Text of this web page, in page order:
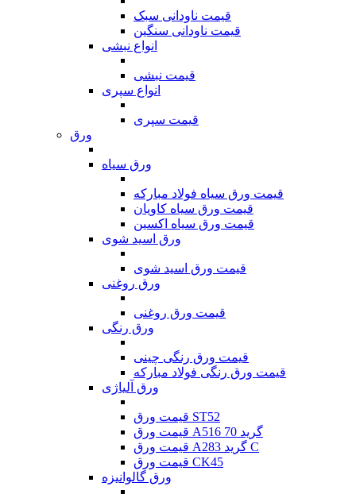
قیمت ناودانی سبک
قیمت ناودانی سنگین
انواع نبشی
قیمت نبشی
انواع سپری
قیمت سپری
ورق
ورق سیاه
قیمت ورق سیاه فولاد مبارکه
قیمت ورق سیاه کاویان
قیمت ورق سیاه اکسین
ورق اسید شوی
قیمت ورق اسید شوی
ورق روغنی
قیمت ورق روغنی
ورق رنگی
قیمت ورق رنگی چینی
قیمت ورق رنگی فولاد مبارکه
ورق آلیاژی
قیمت ورق ST52
قیمت ورق A516 گرید 70
قیمت ورق A283 گرید C
قیمت ورق CK45
ورق گالوانیزه